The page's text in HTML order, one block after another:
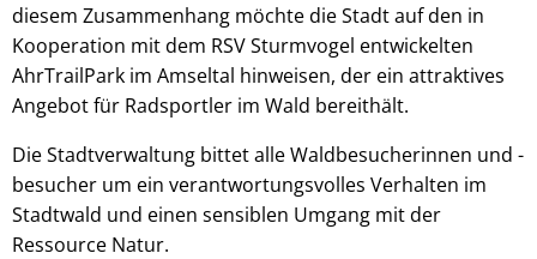
diesem Zusammenhang möchte die Stadt auf den in
Kooperation mit dem RSV Sturmvogel entwickelten
AhrTrailPark im Amseltal hinweisen, der ein attraktives
Angebot für Radsportler im Wald bereithält.
Die Stadtverwaltung bittet alle Waldbesucherinnen und -
besucher um ein verantwortungsvolles Verhalten im
Stadtwald und einen sensiblen Umgang mit der
Ressource Natur.